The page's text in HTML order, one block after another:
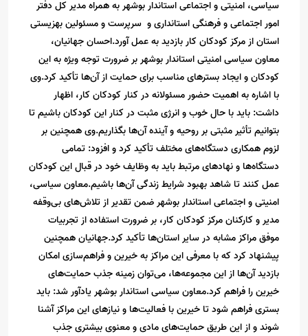
سیاسی، امنیتی و اجتماعی استاندار بوشهر به همراه مدیر کل دفتر
امور اجتماعی و فرهنگی استانداری و سرپرست و مسئولین بهزیستی
استان از مرکز کودکان کار بازدید به عمل آورد.احسان جهانیان،
معاون سیاسی امنیتی استاندار بوشهر بر ضرورت توجه ویژه به این
کودکان و ایجاد بسترهای مناسب برای حمایت از آن‌ها تأکید کرد.وی
با اشاره به اهمیت حضور مسئولانه در کنار کودکان کار، اظهار
داشت: باید با حال خوب و انرژی مثبت در کنار این کودکان باشیم تا
بتوانیم تأثیر مثبتی بر روحیه و آینده آن‌ها بگذاریم.وی همچنین بر
لزوم همکاری دستگاه‌های مختلف تأکید کرد و افزود: تمامی
دستگاه‌ها و نهادهای مرتبط باید به وظایف خود در قبال این کودکان
عمل کنند تا شاهد بهبود شرایط زندگی آن‌ها باشیم.معاون سیاسی،
امنیتی و اجتماعی استاندار بوشهر ضمن تقدیر از تلاش‌های بی‌وقفه
مدیر و کارکنان مرکز کودکان کار، بر ضرورت استفاده از تجربیات
موفق مراکز مشابه در سایر استان‌ها تأکید کرد.جهانیان همچنین
پیشنهاد کرد که با معرفی این مراکز به خیرین و فراهم‌سازی امکان
بازدید آن‌ها از این مجموعه‌ها، می‌توان زمینه جذب حمایت‌های
خیرین را فراهم کرد.معاون سیاسی استاندار بوشهر یادآور شد: باید
بستری فراهم شود تا خیرین با فعالیت‌ها و نیازهای این مراکز آشنا
شوند و از این طریق حمایت‌های مادی و معنوی بیشتری جذب